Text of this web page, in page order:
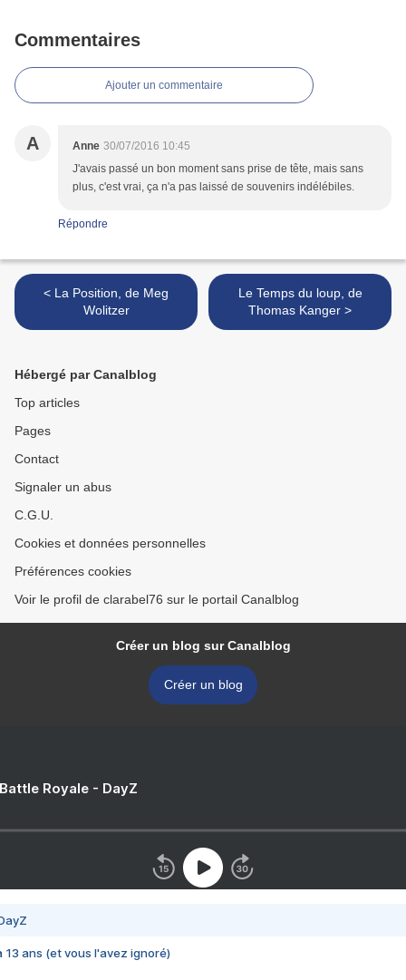
Commentaires
Ajouter un commentaire
A Anne 30/07/2016 10:45
J'avais passé un bon moment sans prise de tête, mais sans
plus, c'est vrai, ça n'a pas laissé de souvenirs indélébiles.
Répondre
< La Position, de Meg
Wolitzer
Le Temps du loup, de
Thomas Kanger >
Hébergé par Canalblog
Top articles
Pages
Contact
Signaler un abus
C.G.U.
Cookies et données personnelles
Préférences cookies
Voir le profil de clarabel76 sur le portail Canalblog
Créer un blog sur Canalblog
Créer un blog
Royale - DayZ
13 ans (et vous l'avez ignoré)